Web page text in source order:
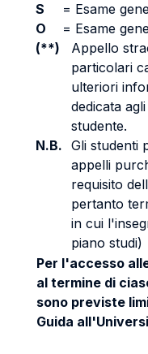
S
= Esame
O
= Esame
(**)
Appello
particolari
ulteriori
dedicata
studente.
N.B. Gli studenti
appelli
requisito
pertanto
in cui
piano studi)
Per l'accesso
al termine di
sono previste
Guida